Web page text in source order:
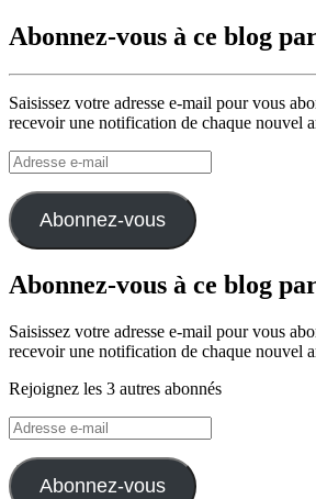
Abonnez-vous à ce blog
Saisissez votre adresse e-mail pour vous
recevoir une notification de chaque nouvel
Adresse
e-
mail
Abonnez-vous
Abonnez-vous à ce blog
Saisissez votre adresse e-mail pour vous
recevoir une notification de chaque nouvel
Rejoignez les 3 autres abonnés
Adresse
e-
mail
Abonnez-vous